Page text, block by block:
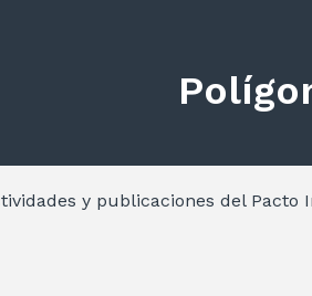
y publicaciones del